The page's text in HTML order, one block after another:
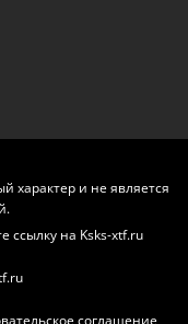
характер и не является
ссылку на Ksks-xtf.ru
соглашение